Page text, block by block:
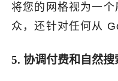
将您的网格视为一
众，还针对任何从
5. 协调付费和自然搜